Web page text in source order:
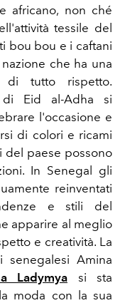
africano, non ché
tessile del
bou bou e i caftani
che ha una
di tutto rispetto.
di Eid al-Adha si
l'occasione e
di colori e ricami
del paese possono
In Senegal gli
reinventati
e stili del
apparire al meglio
e creatività. La
senegalesi Amina
Ladymya si sta
moda con la sua